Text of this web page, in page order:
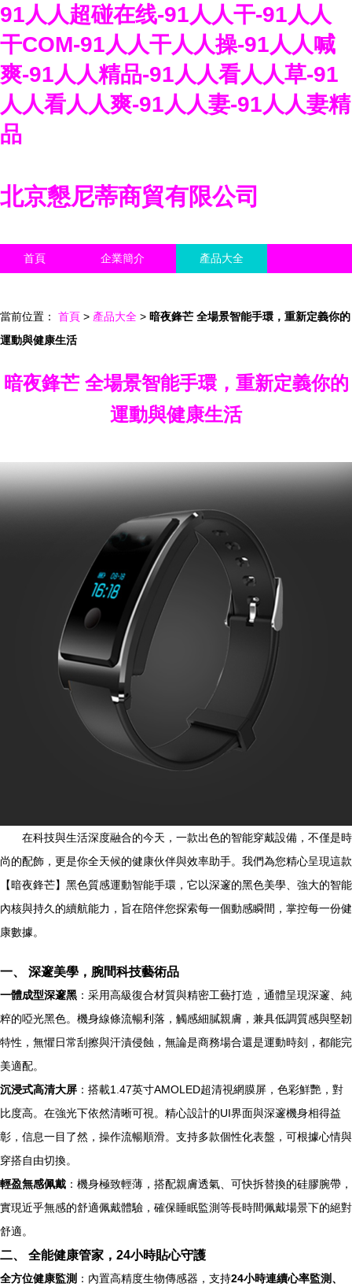
91人人超碰在线-91人人干-91人人
干COM-91人人干人人操-91人人喊
爽-91人人精品-91人人看人人草-91
人人看人人爽-91人人妻-91人人妻精
品
北京懇尼蒂商貿有限公司
首頁 企業簡介 產品大全
當前位置： 首頁 > 產品大全 > 暗夜鋒芒 全場景智能手環，重新定義你的
運動與健康生活
暗夜鋒芒 全場景智能手環，重新定義你的
運動與健康生活
在科技與生活深度融合的今天，一款出色的智能穿戴設備，不僅是時
尚的配飾，更是你全天候的健康伙伴與效率助手。我們為您精心呈現這款
【暗夜鋒芒】黑色質感運動智能手環，它以深邃的黑色美學、強大的智能
內核與持久的續航能力，旨在陪伴您探索每一個動感瞬間，掌控每一份健
康數據。
一、 深邃美學，腕間科技藝術品
一體成型深邃黑 ：采用高級復合材質與精密工藝打造，通體呈現深邃、純
粹的啞光黑色。機身線條流暢利落，觸感細膩親膚，兼具低調質感與堅韌
特性，無懼日常刮擦與汗漬侵蝕，無論是商務場合還是運動時刻，都能完
美適配。
沉浸式高清大屏 ：搭載1.47英寸AMOLED超清視網膜屏，色彩鮮艷，對
比度高。在強光下依然清晰可視。精心設計的UI界面與深邃機身相得益
彰，信息一目了然，操作流暢順滑。支持多款個性化表盤，可根據心情與
穿搭自由切換。
輕盈無感佩戴 ：機身極致輕薄，搭配親膚透氣、可快拆替換的硅膠腕帶，
實現近乎無感的舒適佩戴體驗，確保睡眠監測等長時間佩戴場景下的絕對
舒適。
二、 全能健康管家，24小時貼心守護
全方位健康監測 ：內置高精度生物傳感器，支持24小時連續心率監測、